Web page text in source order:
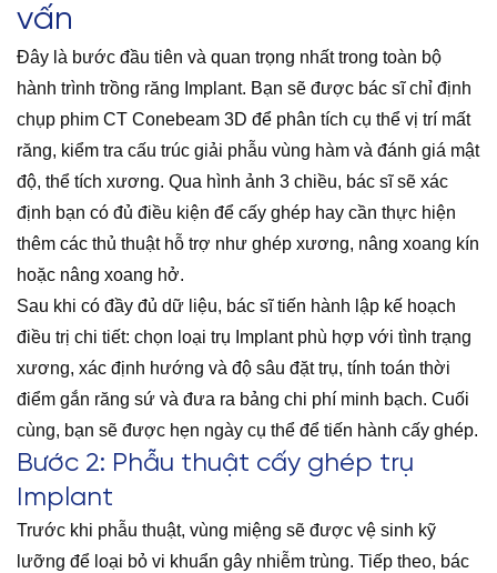
vấn
Đây là bước đầu tiên và quan trọng nhất trong toàn bộ
hành trình trồng răng Implant. Bạn sẽ được bác sĩ chỉ định
chụp phim CT Conebeam 3D để phân tích cụ thể vị trí mất
răng, kiểm tra cấu trúc giải phẫu vùng hàm và đánh giá mật
độ, thể tích xương. Qua hình ảnh 3 chiều, bác sĩ sẽ xác
định bạn có đủ điều kiện để cấy ghép hay cần thực hiện
thêm các thủ thuật hỗ trợ như ghép xương, nâng xoang kín
hoặc nâng xoang hở.
Sau khi có đầy đủ dữ liệu, bác sĩ tiến hành lập kế hoạch
điều trị chi tiết: chọn loại trụ Implant phù hợp với tình trạng
xương, xác định hướng và độ sâu đặt trụ, tính toán thời
điểm gắn răng sứ và đưa ra bảng chi phí minh bạch. Cuối
cùng, bạn sẽ được hẹn ngày cụ thể để tiến hành cấy ghép.
Bước 2: Phẫu thuật cấy ghép trụ
Implant
Trước khi phẫu thuật, vùng miệng sẽ được vệ sinh kỹ
lưỡng để loại bỏ vi khuẩn gây nhiễm trùng. Tiếp theo, bác